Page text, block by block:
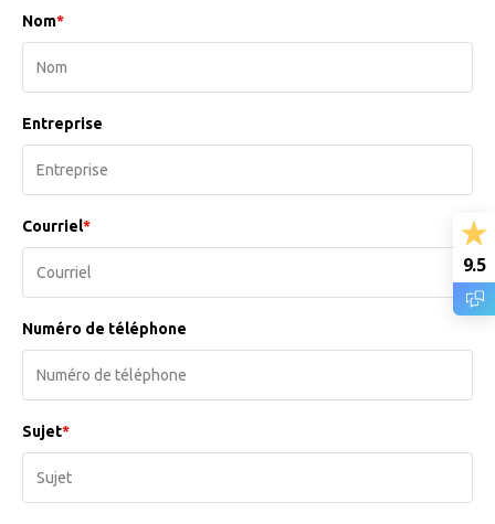
Nom*
Entreprise
Courriel*
Numéro de téléphone
Sujet*
9.5